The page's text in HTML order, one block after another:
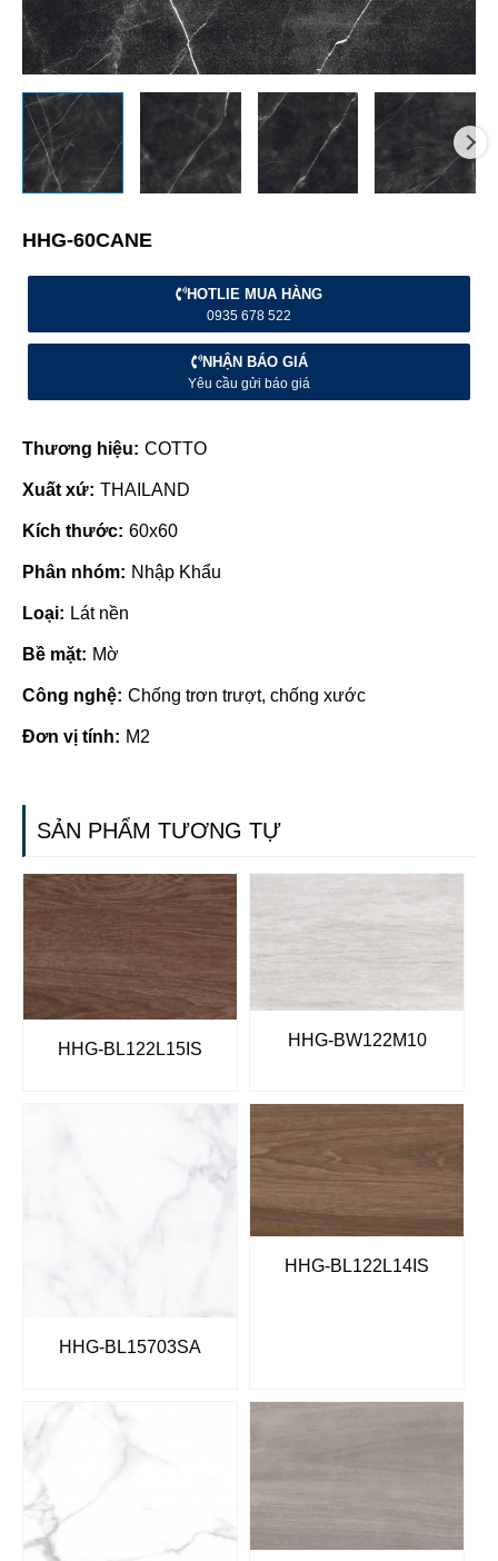
HHG-60CANE
HOTLIE MUA HÀNG
0935 678 522
NHẬN BÁO GIÁ
Yêu cầu gửi báo giá
Thương hiệu: COTTO
Xuất xứ: THAILAND
Kích thước: 60x60
Phân nhóm: Nhập Khẩu
Loại: Lát nền
Bề mặt: Mờ
Công nghệ: Chống trơn trượt, chống xước
Đơn vị tính: M2
SẢN PHẨM TƯƠNG TỰ
HHG-BL122L15IS HHG-BW122M10
HHG-BL15703SA
HHG-BL122L14IS